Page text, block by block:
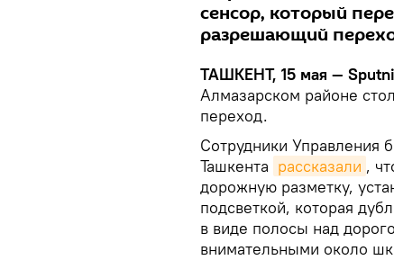
сенсор, который
разрешающий
ТАШКЕНТ, 15 мая —
Алмазарском районе
переход.
Сотрудники Управления
Ташкента рассказали ,
дорожную разметку,
подсветкой, которая
в виде полосы над
внимательными около